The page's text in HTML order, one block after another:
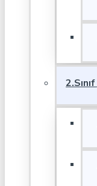
2.Sınıf